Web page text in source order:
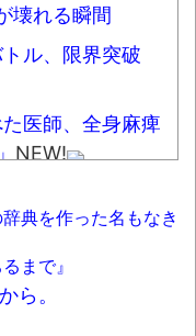
壊れる瞬間
トル、限界突破
た医師、全身麻痺
NEW!
ｗｗｗｗｗｗｗ
す」高市「円安
NEW!
典を作った名もなき
まで』
ら。